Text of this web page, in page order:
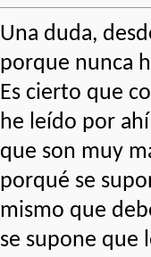
Una duda,
porque nunca
Es cierto que
he leído por
que son muy
porqué se
mismo que
se supone que